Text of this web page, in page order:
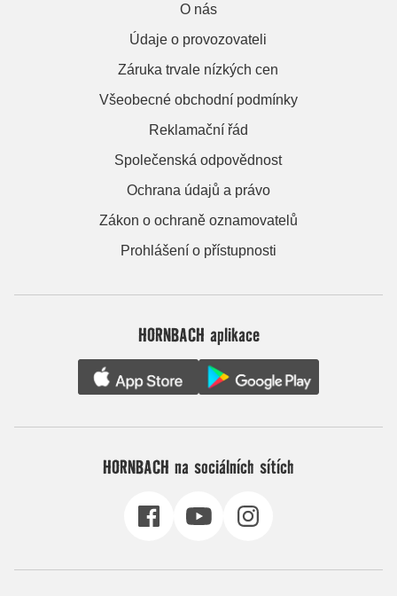
O nás
Údaje o provozovateli
Záruka trvale nízkých cen
Všeobecné obchodní podmínky
Reklamační řád
Společenská odpovědnost
Ochrana údajů a právo
Zákon o ochraně oznamovatelů
Prohlášení o přístupnosti
HORNBACH aplikace
HORNBACH na sociálních sítích